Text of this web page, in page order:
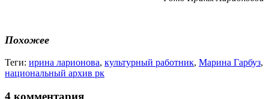
Похожее
Теги: ирина ларионова, культурный работник, Марина Гарбуз,
национальный архив рк
4 комментария